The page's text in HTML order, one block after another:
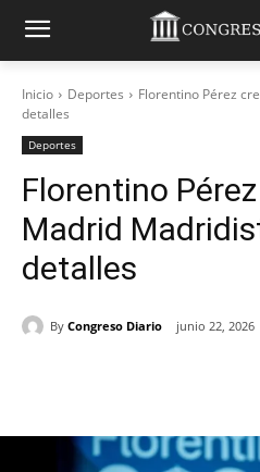
Inicio Deportes
Florentino Pérez
detalles
Deportes
Florentino
Madrid
detalles
By Congreso Diario junio 22, 2026